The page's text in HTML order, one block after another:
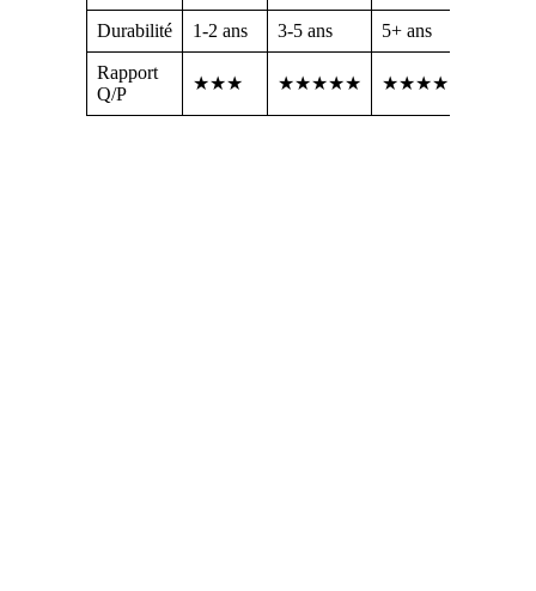
Durabilité 1-2 ans 3-5 ans 5+ ans
Rapport
Q/P
★★★ ★★★★★ ★★★★